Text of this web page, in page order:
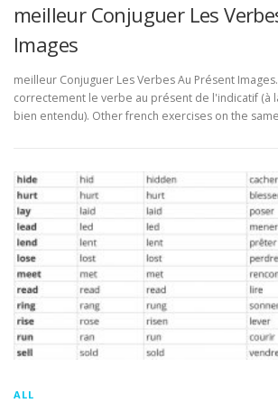
meilleur Conjuguer Les
Images
meilleur Conjuguer Les Verbes Au Présent
correctement le verbe au présent de l'indicatif (à
bien entendu). Other french exercises on the
ALL